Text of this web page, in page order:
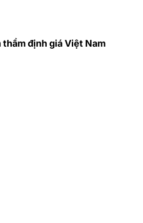
định giá Việt Nam